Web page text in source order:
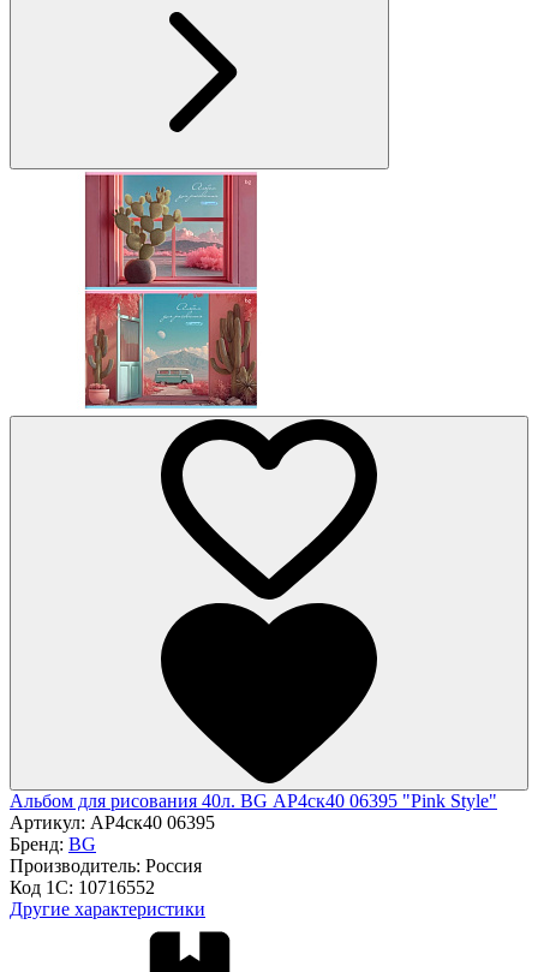
Альбом для рисования 40л. BG АР4ск40 06395 "Pink Style"
Артикул: АР4ск40 06395
Бренд: BG
Производитель: Россия
Код 1С: 10716552
Другие характеристики